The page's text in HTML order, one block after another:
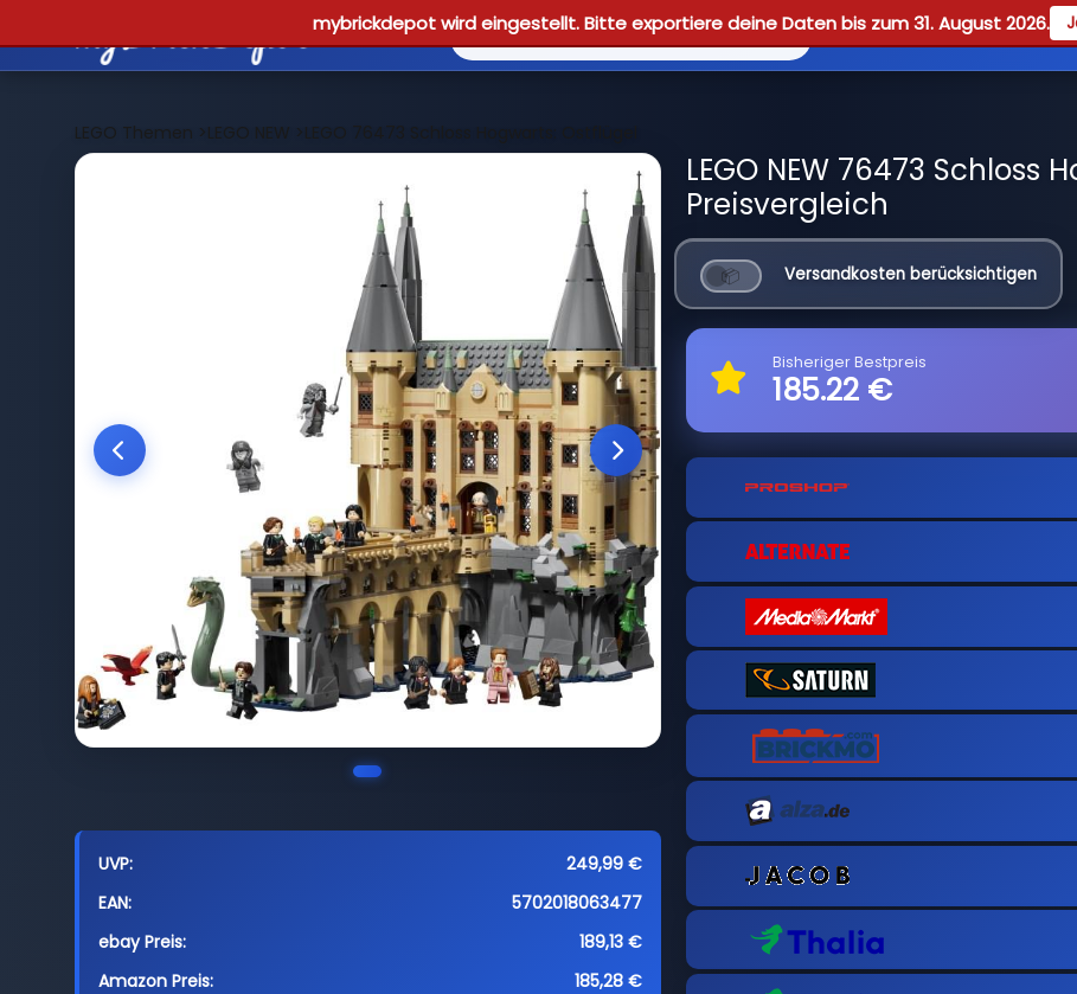
mybrickdepot wird eingestellt. Bitte exportiere deine Daten bis zum 31. August 2026.
Reviews
LEGO Themen >LEGO NEW >LEGO 76473 Schloss Hogwarts: Ostflügel
UVP:
249,99 €
EAN:
5702018063477
ebay Preis:
189,13 €
Amazon Preis:
185,28 €
LEGO NEW 76473 Schloss
Preisvergleich
Versandkosten berücksichtigen
Bisheriger Bestpreis
185.22 €